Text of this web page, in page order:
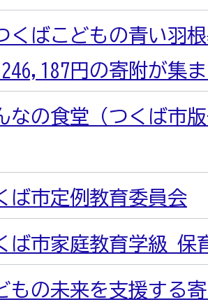
くばこどもの青い羽
円の寄附が集
なの食堂（つくば市
ば市定例教育委員会
ば市家庭教育学級 保
もの未来を支援する